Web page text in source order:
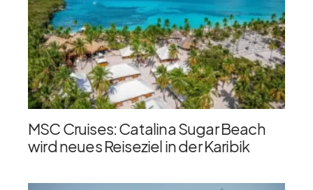
MSC Cruises: Catalina Sugar Beach
wird neues Reiseziel in der Karibik